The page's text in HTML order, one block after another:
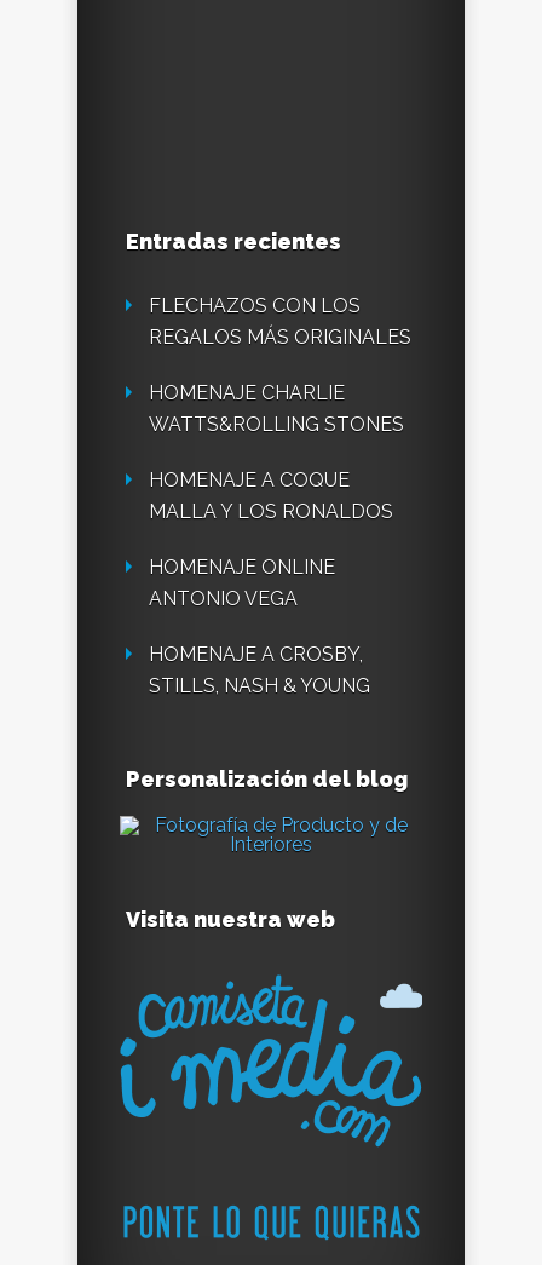
Entradas recientes
FLECHAZOS CON LOS
REGALOS MÁS ORIGINALES
HOMENAJE CHARLIE
WATTS&ROLLING STONES
HOMENAJE A COQUE
MALLA Y LOS RONALDOS
HOMENAJE ONLINE
ANTONIO VEGA
HOMENAJE A CROSBY,
STILLS, NASH & YOUNG
Personalización del blog
Visita nuestra web